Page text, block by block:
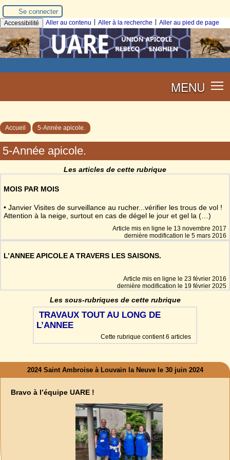
Se connecter
Accessibilité Aller au contenu Aller à la recherche Aller au pied de page
MENU
Accueil 5-Année apicole.
5-Année apicole.
Les articles de cette rubrique
MOIS PAR MOIS
• Janvier Visites de surveillance au rucher...vérifier les trous de vol !
Attention à la neige, surtout en cas de dégel le jour et gel la (…)
Article mis en ligne le 13 novembre 2017
dernière modification le 5 mars 2016
L’ANNEE APICOLE A TRAVERS LES SAISONS.
Article mis en ligne le 23 février 2016
dernière modification le 19 février 2025
Les sous-rubriques de cette rubrique
TRAVAUX TOUT AU LONG DE
L’ANNEE
Cette rubrique contient 6 articles
2024 Saint Ambroise à Louvain la Neuve le 30 juin 2024
Bravo à l’équipe UARE !